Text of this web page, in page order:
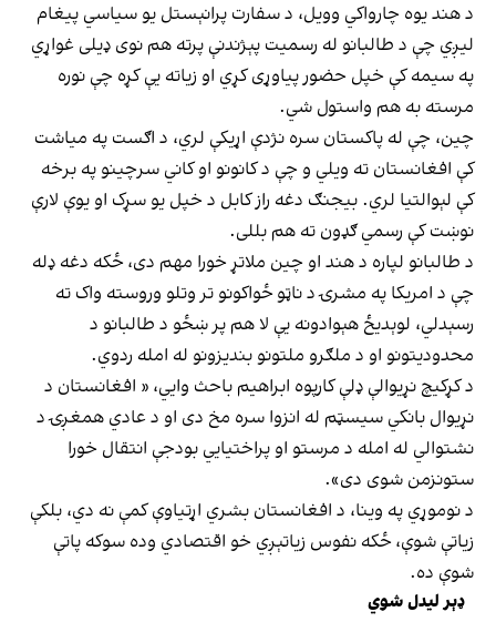
د هند یوه چارواکي وویل، د سفارت پرانېستل یو سیاسي پیغام
لیږي چې د طالبانو له رسمیت پېژندنې پرته هم نوی ډیلی غواړي
په سیمه کې خپل حضور پیاوړی کړي او زیاته یې کړه چې نوره
مرسته به هم واستول شي.
چین، چې له پاکستان سره نژدې اړیکې لري، د اګست په میاشت
کې افغانستان ته ویلي و چې د کانونو او کاني سرچینو په برخه
کې لېوالتیا لري. بیجنګ دغه راز کابل د خپل یو سړک او یوې لارې
نوښت کې رسمي ګډون ته هم بللی.
د طالبانو لپاره د هند او چین ملاتړ خورا مهم دی، ځکه دغه ډله
چې د امریکا په مشرۍ د ناټو ځواکونو تر وتلو وروسته واک ته
رسېدلي، لوېدیځ هېوادونه یې لا هم پر ښځو د طالبانو د
محدودیتونو او د ملګرو ملتونو بندیزونو له امله ردوي.
د کړکیچ نړیوالې ډلې کارپوه ابراهیم باحث وايي، « افغانستان د
نړیوال بانکي سیسټم له انزوا سره مخ دی او د عادي همغږۍ د
نشتوالي له امله د مرستو او پراختیايي بودجې انتقال خورا
ستونزمن شوی دی».
د نوموړي په وینا، د افغانستان بشري اړتیاوې کمې نه دي، بلکې
زیاتې شوې، ځکه نفوس زیاتېږي خو اقتصادي وده سوکه پاتې
شوې ده.
ډېر لیدل شوي